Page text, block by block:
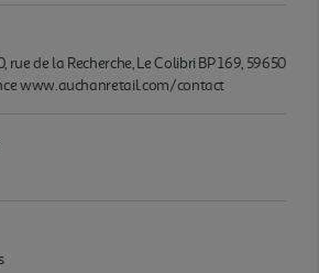
rue de la Recherche, Le Colibri BP 169, 59650
www.auchanretail.com/contact